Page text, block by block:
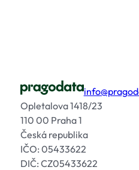
Opletalova 1418/23
110 00 Praha 1
Česká republika
IČO: 05433622
DIČ: CZ05433622